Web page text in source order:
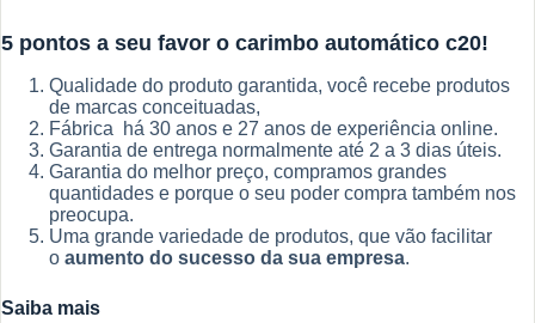
5 pontos a seu favor o carimbo automático c20!
Qualidade do produto garantida, você recebe produtos
de marcas conceituadas,
Fábrica há 30 anos e 27 anos de experiência online.
Garantia de entrega normalmente até 2 a 3 dias úteis.
Garantia do melhor preço, compramos grandes
quantidades e porque o seu poder compra também nos
preocupa.
Uma grande variedade de produtos, que vão facilitar
o aumento do sucesso da sua empresa.
Saiba mais